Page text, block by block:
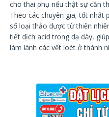
cho thai phụ nếu thật sự cần
Theo các chuyên gia, tốt
số loại thảo dược từ thiên
tiết dịch acid trong dạ dày,
làm lành các vết loét ở thành